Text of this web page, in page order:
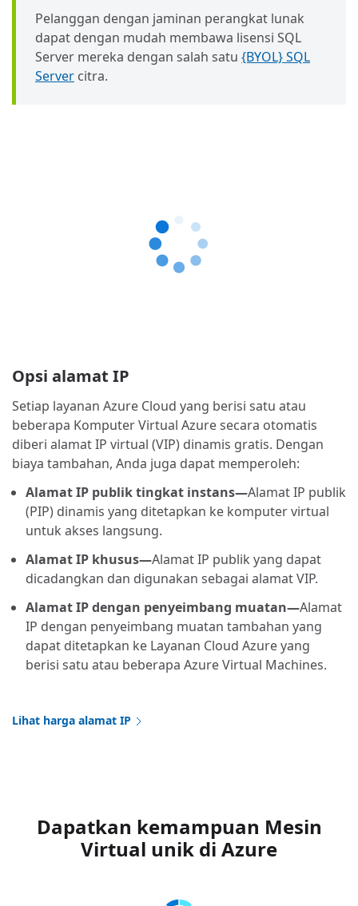
Pelanggan dengan jaminan perangkat lunak
dapat dengan mudah membawa lisensi SQL
Server mereka dengan salah satu {BYOL} SQL
Server citra.
Opsi alamat IP
Setiap layanan Azure Cloud yang berisi satu atau
beberapa Komputer Virtual Azure secara otomatis
diberi alamat IP virtual (VIP) dinamis gratis. Dengan
biaya tambahan, Anda juga dapat memperoleh:
Alamat IP publik tingkat instans—Alamat IP publik
(PIP) dinamis yang ditetapkan ke komputer virtual
untuk akses langsung.
Alamat IP khusus—Alamat IP publik yang dapat
dicadangkan dan digunakan sebagai alamat VIP.
Alamat IP dengan penyeimbang muatan—Alamat
IP dengan penyeimbang muatan tambahan yang
dapat ditetapkan ke Layanan Cloud Azure yang
berisi satu atau beberapa Azure Virtual Machines.
Lihat harga alamat IP
Dapatkan kemampuan Mesin
Virtual unik di Azure